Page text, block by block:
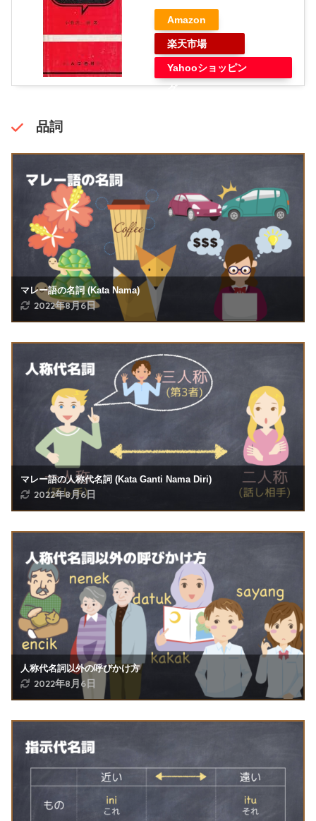
Amazon
楽天市場
Yahooショッピン
グ
品詞
マレー語の名詞 (Kata Nama)
2022年8月6日
マレー語の人称代名詞 (Kata Ganti Nama Diri)
2022年8月6日
人称代名詞以外の呼びかけ方
2022年8月6日